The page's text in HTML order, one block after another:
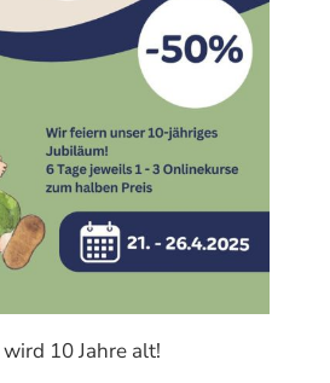
wird 10 Jahre alt!